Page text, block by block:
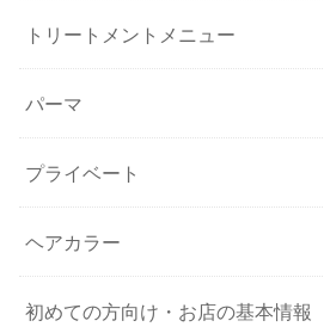
トリートメントメニュー
パーマ
プライベート
ヘアカラー
初めての方向け・お店の基本情報